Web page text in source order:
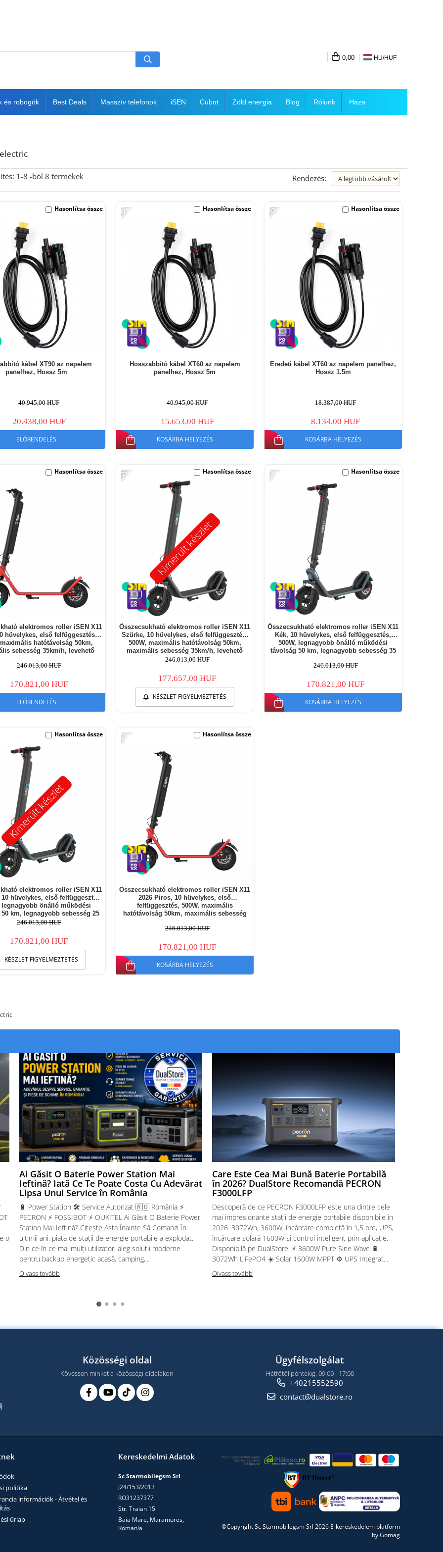
0,00 HU/HUF
és robogók Best Deals Masszív telefonok iSEN Cubot Zöld energia Blog Rólunk Haza
1-8 -ból 8 termékek Rendezés:
kábel XT90 az napelem
panelhez, Hossz 5m
40.945,00 HUF
20.438,00 HUF
ELŐRENDELÉS
Hasonlítsa össze -62%
Hosszabbító kábel XT60 az napelem
panelhez, Hossz 5m
40.945,00 HUF
15.653,00 HUF
KOSÁRBA HELYEZÉS
Hasonlítsa össze -56%
Eredeti kábel XT60 az napelem panelhez,
Hossz 1.5m
18.387,00 HUF
8.134,00 HUF
KOSÁRBA HELYEZÉS
Hasonlítsa össze
elektromos roller iSEN X11
hüvelykes, első felfüggesztés,
maximális hatótávolság 50km,
sebesség 35km/h, levehető
246.013,00 HUF
170.821,00 HUF
ELŐRENDELÉS
Hasonlítsa össze
Kimerült készlet
-28%
Összecsukható elektromos roller iSEN X11
Szürke, 10 hüvelykes, első felfüggesztés,
500W, maximális hatótávolság 50km,
maximális sebesség 35km/h, levehető
akkumulátor
246.013,00 HUF
177.657,00 HUF
KÉSZLET FIGYELMEZTETÉS
Hasonlítsa össze -31%
Összecsukható elektromos roller iSEN X11
Kék, 10 hüvelykes, első felfüggesztés,
500W, legnagyobb önálló működési
távolság 50 km, legnagyobb sebesség 35
246.013,00 HUF
170.821,00 HUF
KOSÁRBA HELYEZÉS
Hasonlítsa össze
Kimerült készlet
elektromos roller iSEN X11
10 hüvelykes, első felfüggesztés,
legnagyobb önálló működési
km, legnagyobb sebesség 25
h, levehető akkumulátor
246.013,00 HUF
170.821,00 HUF
KÉSZLET FIGYELMEZTETÉS
Hasonlítsa össze -31%
Összecsukható elektromos roller iSEN X11
2026 Piros, 10 hüvelykes, első
felfüggesztés, 500W, maximális
hatótávolság 50km, maximális sebesség
246.013,00 HUF
170.821,00 HUF
KOSÁRBA HELYEZÉS
Hasonlítsa össze
o
Ai Găsit O Baterie Power Station Mai
Ieftină? Iată Ce Te Poate Costa Cu Adevărat
Lipsa Unui Service în România
🔋 Power Station 🛠️ Service Autorizat 🇷🇴 România ⚡
PECRON ⚡ FOSSIBOT ⚡ OUKITEL Ai Găsit O Baterie Power
Station Mai Ieftină? Citește Asta Înainte Să Comanzi În
ultimii ani, piața de stații de energie portabile a explodat.
Din ce în ce mai mulți utilizatori aleg soluții moderne
pentru backup energetic acasă, camping,...
Olvass tovább
Care Este Cea Mai Bună Baterie Portabilă
în 2026? DualStore Recomandă PECRON
F3000LFP
Descoperă de ce PECRON F3000LFP este una dintre cele
mai impresionante stații de energie portabile disponibile în
2026. 3072Wh, 3600W, încărcare completă în 1,5 ore, UPS,
încărcare solară 1600W și control inteligent prin aplicație.
Disponibilă pe DualStore. ⚡ 3600W Pure Sine Wave 🔋
3072Wh LiFePO4 ☀️ Solar 1600W MPPT ⚙️ UPS Integrat...
Olvass tovább
Közösségi oldal
Kövessen minket a közösségi oldalakon
Ügyfélszolgálat
Hétfőtől péntekig, 09:00 - 17:00
+40215552590
contact@dualstore.ro
politika
információk - Átvétel és
űrlap
Kereskedelmi Adatok
Sc Starmobilegsm Srl
J24/153/2013
RO31237377
Str. Traian 15
Baia Mare, Maramures,
Romania
©Copyright Sc Starmobilegsm Srl 2026 E-kereskedelem platform
by Gomag